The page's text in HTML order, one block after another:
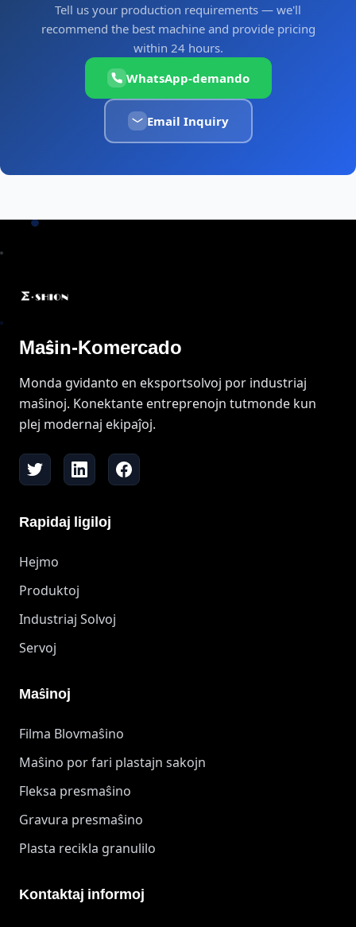
Tell us your production requirements — we'll
recommend the best machine and provide pricing
within 24 hours.
WhatsApp-demando
Email Inquiry
Maŝin-Komercado
Monda gvidanto en eksportsolvoj por industriaj
maŝinoj. Konektante entreprenojn tutmonde kun
plej modernaj ekipaĵoj.
Rapidaj ligiloj
Hejmo
Produktoj
Industriaj Solvoj
Servoj
Maŝinoj
Filma Blovmaŝino
Maŝino por fari plastajn sakojn
Fleksa presmaŝino
Gravura presmaŝino
Plasta recikla granulilo
Kontaktaj informoj